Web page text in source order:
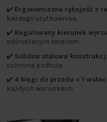
✔️ Ergonomiczna rękojeść z
każdego użytkownika
✔️ Regulowany kierunek
odśnieżanym terenem
✔️ Solidna stalowa
ochrona podłoża
✔️ 4 biegi do przodu + 1
każdych warunkach